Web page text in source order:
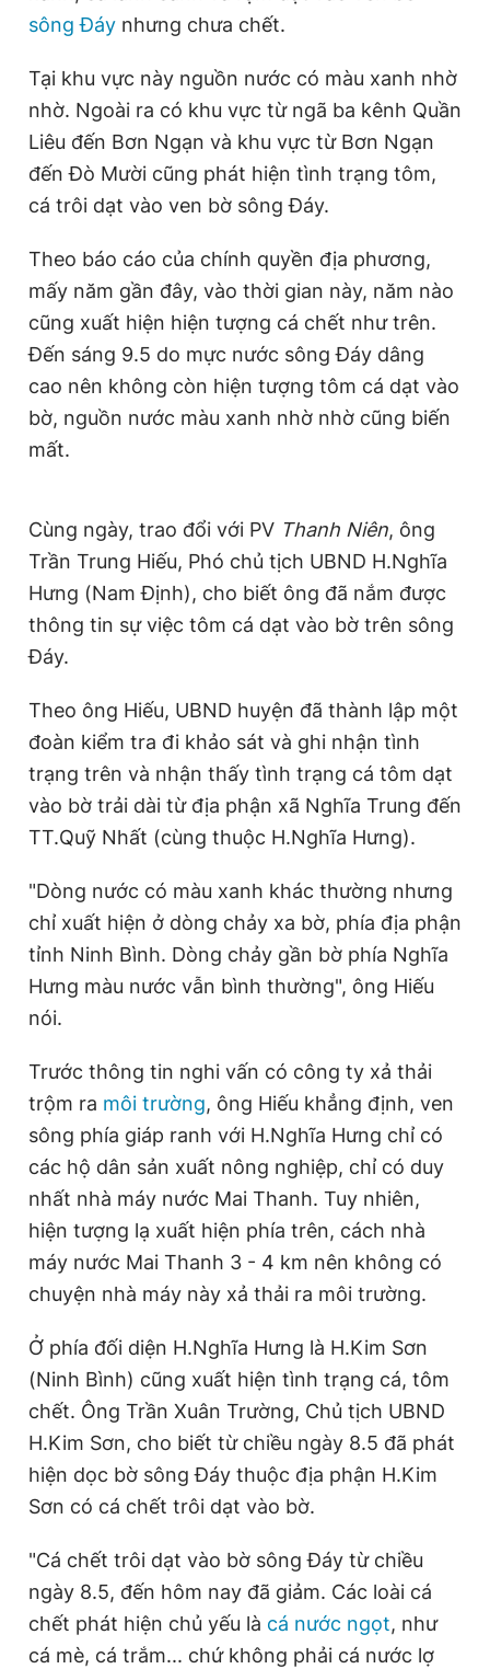
sông Đáy nhưng chưa chết.
Tại khu vực này nguồn nước có màu xanh nhờ
nhờ. Ngoài ra có khu vực từ ngã ba kênh Quần
Liêu đến Bơn Ngạn và khu vực từ Bơn Ngạn
đến Đò Mười cũng phát hiện tình trạng tôm,
cá trôi dạt vào ven bờ sông Đáy.
Theo báo cáo của chính quyền địa phương,
mấy năm gần đây, vào thời gian này, năm nào
cũng xuất hiện hiện tượng cá chết như trên.
Đến sáng 9.5 do mực nước sông Đáy dâng
cao nên không còn hiện tượng tôm cá dạt vào
bờ, nguồn nước màu xanh nhờ nhờ cũng biến
mất.
Cùng ngày, trao đổi với PV Thanh Niên, ông
Trần Trung Hiếu, Phó chủ tịch UBND H.Nghĩa
Hưng (Nam Định), cho biết ông đã nắm được
thông tin sự việc tôm cá dạt vào bờ trên sông
Đáy.
Theo ông Hiếu, UBND huyện đã thành lập một
đoàn kiểm tra đi khảo sát và ghi nhận tình
trạng trên và nhận thấy tình trạng cá tôm dạt
vào bờ trải dài từ địa phận xã Nghĩa Trung đến
TT.Quỹ Nhất (cùng thuộc H.Nghĩa Hưng).
"Dòng nước có màu xanh khác thường nhưng
chỉ xuất hiện ở dòng chảy xa bờ, phía địa phận
tỉnh Ninh Bình. Dòng chảy gần bờ phía Nghĩa
Hưng màu nước vẫn bình thường", ông Hiếu
nói.
Trước thông tin nghi vấn có công ty xả thải
trộm ra môi trường, ông Hiếu khẳng định, ven
sông phía giáp ranh với H.Nghĩa Hưng chỉ có
các hộ dân sản xuất nông nghiệp, chỉ có duy
nhất nhà máy nước Mai Thanh. Tuy nhiên,
hiện tượng lạ xuất hiện phía trên, cách nhà
máy nước Mai Thanh 3 - 4 km nên không có
chuyện nhà máy này xả thải ra môi trường.
Ở phía đối diện H.Nghĩa Hưng là H.Kim Sơn
(Ninh Bình) cũng xuất hiện tình trạng cá, tôm
chết. Ông Trần Xuân Trường, Chủ tịch UBND
H.Kim Sơn, cho biết từ chiều ngày 8.5 đã phát
hiện dọc bờ sông Đáy thuộc địa phận H.Kim
Sơn có cá chết trôi dạt vào bờ.
"Cá chết trôi dạt vào bờ sông Đáy từ chiều
ngày 8.5, đến hôm nay đã giảm. Các loài cá
chết phát hiện chủ yếu là cá nước ngọt, như
cá mè, cá trắm... chứ không phải cá nước lợ